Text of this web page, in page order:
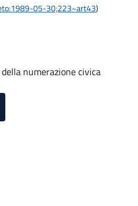
05-30;223~art43)
numerazione civica